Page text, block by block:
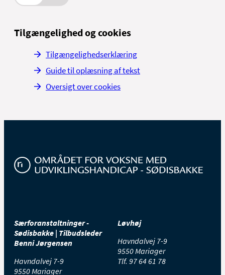
Tilgængelighed og cookies
Tilgængelighedserklæring
Guide til oplæsning af tekst
Oversigt over cookies
Særforanstaltninger -
Sødisbakke | Tilbudsleder
Benni Jørgensen
Havndalvej 7-9
9550 Mariager
Løvhøj
Havndalvej 7-9
9550 Mariager
Tlf. 97 64 61 78